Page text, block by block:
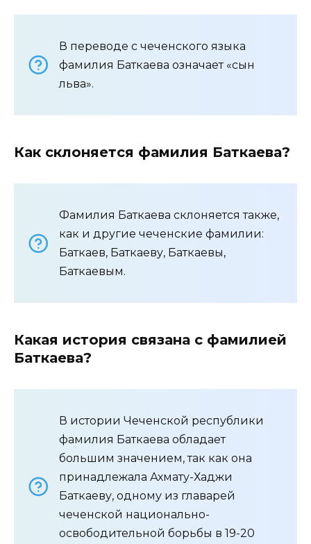
В переводе с чеченского языка
фамилия Баткаева означает «сын
льва».
Как склоняется фамилия Баткаева?
Фамилия Баткаева склоняется также,
как и другие чеченские фамилии:
Баткаев, Баткаеву, Баткаевы,
Баткаевым.
Какая история связана с фамилией
Баткаева?
В истории Чеченской республики
фамилия Баткаева обладает
большим значением, так как она
принадлежала Ахмату-Хаджи
Баткаеву, одному из главарей
чеченской национально-
освободительной борьбы в 19-20